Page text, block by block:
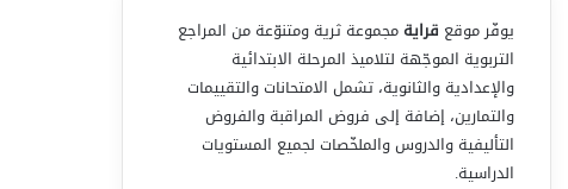
يوفّر موقع قرايةمجموعة ثرية ومتنوّعة من المراجع
التربوية الموجّهة لتلاميذ المرحلة الابتدائية
والإعدادية والثانوية، تشمل الامتحانات والتقييمات
والتمارين، إضافة إلى فروض المراقبة والفروض
التأليفية والدروس والملخّصات لجميع المستويات
الدراسية.